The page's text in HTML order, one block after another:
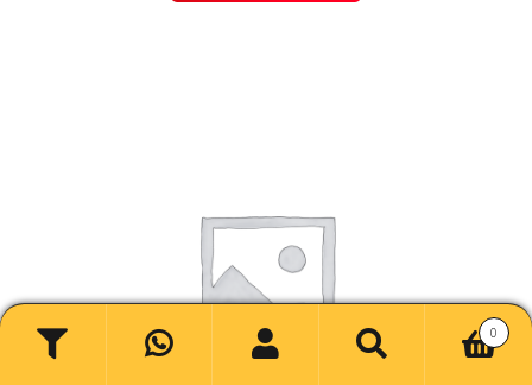
Buscar
Buscar
0